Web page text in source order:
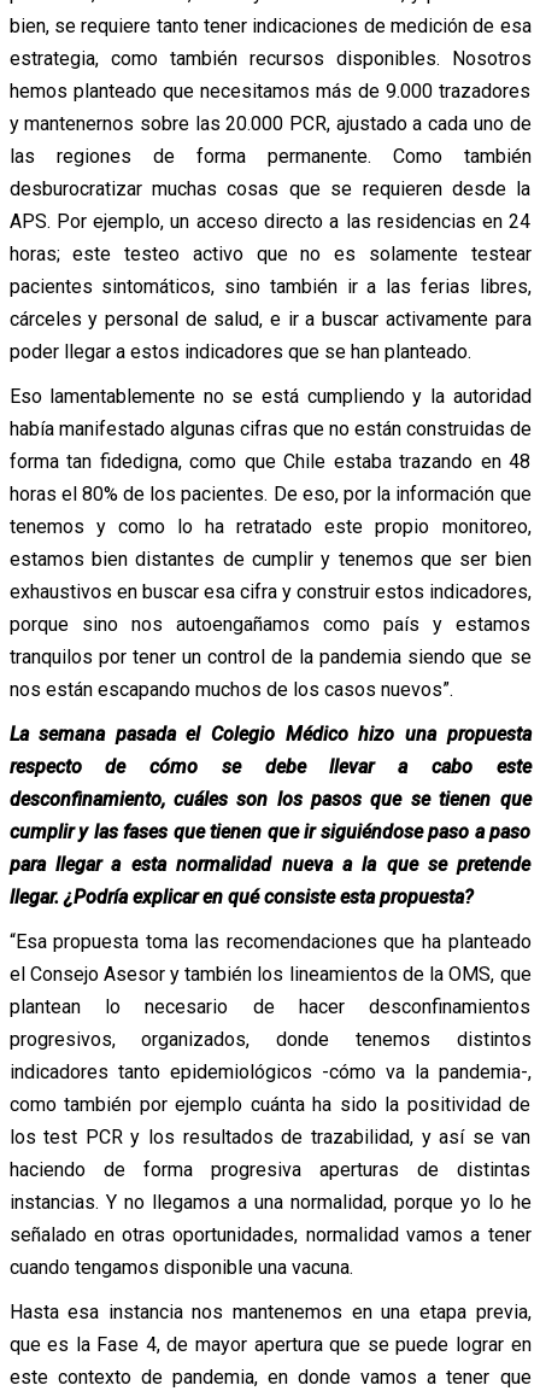
bien, se requiere tanto tener indicaciones de medición de esa
estrategia, como también recursos disponibles. Nosotros
hemos planteado que necesitamos más de 9.000 trazadores
y mantenernos sobre las 20.000 PCR, ajustado a cada uno de
las regiones de forma permanente. Como también
desburocratizar muchas cosas que se requieren desde la
APS. Por ejemplo, un acceso directo a las residencias en 24
horas; este testeo activo que no es solamente testear
pacientes sintomáticos, sino también ir a las ferias libres,
cárceles y personal de salud, e ir a buscar activamente para
poder llegar a estos indicadores que se han planteado.
Eso lamentablemente no se está cumpliendo y la autoridad
había manifestado algunas cifras que no están construidas de
forma tan fidedigna, como que Chile estaba trazando en 48
horas el 80% de los pacientes. De eso, por la información que
tenemos y como lo ha retratado este propio monitoreo,
estamos bien distantes de cumplir y tenemos que ser bien
exhaustivos en buscar esa cifra y construir estos indicadores,
porque sino nos autoengañamos como país y estamos
tranquilos por tener un control de la pandemia siendo que se
nos están escapando muchos de los casos nuevos”.
La semana pasada el Colegio Médico hizo una propuesta
respecto de cómo se debe llevar a cabo este
desconfinamiento, cuáles son los pasos que se tienen que
cumplir y las fases que tienen que ir siguiéndose paso a paso
para llegar a esta normalidad nueva a la que se pretende
llegar. ¿Podría explicar en qué consiste esta propuesta?
“Esa propuesta toma las recomendaciones que ha planteado
el Consejo Asesor y también los lineamientos de la OMS, que
plantean lo necesario de hacer desconfinamientos
progresivos, organizados, donde tenemos distintos
indicadores tanto epidemiológicos -cómo va la pandemia-,
como también por ejemplo cuánta ha sido la positividad de
los test PCR y los resultados de trazabilidad, y así se van
haciendo de forma progresiva aperturas de distintas
instancias. Y no llegamos a una normalidad, porque yo lo he
señalado en otras oportunidades, normalidad vamos a tener
cuando tengamos disponible una vacuna.
Hasta esa instancia nos mantenemos en una etapa previa,
que es la Fase 4, de mayor apertura que se puede lograr en
este contexto de pandemia, en donde vamos a tener que